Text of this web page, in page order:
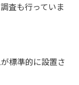
査も行っていま
標準的に設置さ